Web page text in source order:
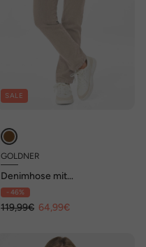
SALE
GOLDNER
Denimhose mit
Stretchkomfort
- 46%
119,99€ 64,99€